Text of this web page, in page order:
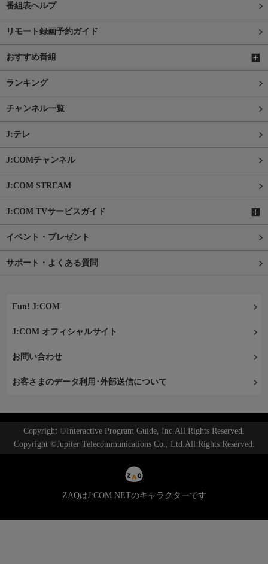
番組表ヘルプ
リモート録画予約ガイド
おすすめ番組
ランキング
チャンネル一覧
J:テレ
J:COMチャンネル
J:COM STREAM
J:COM TVサービスガイド
イベント・プレゼント
サポート・よくある質問
Fun! J:COM
J:COM オフィシャルサイト
お問い合わせ
お客さまのデータ利用･外部送信について
Copyright ©Interactive Program Guide, Inc.All Rights Reserved.
Copyright ©Jupiter Telecommunications Co., Ltd.All Rights Reserved.
ZAQはJ:COM NETのキャラクターです